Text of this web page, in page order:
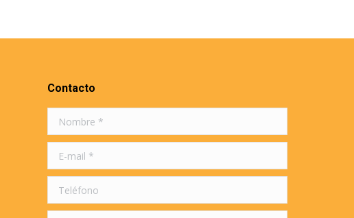
Contacto
Nombre *
E-mail *
Teléfono